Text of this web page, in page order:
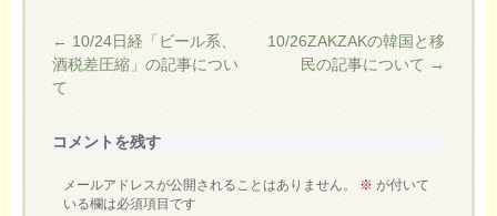
← 10/24日経「ビール系、
酒税差圧縮」の記事につい
て
10/26ZAKZAKの韓国と移
民の記事について →
コメントを残す
メールアドレスが公開されることはありません。 ※ が付いて
いる欄は必須項目です